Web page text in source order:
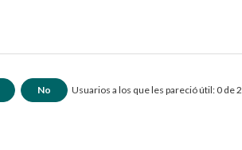
No Usuarios a los que les pareció útil: 0 de 2